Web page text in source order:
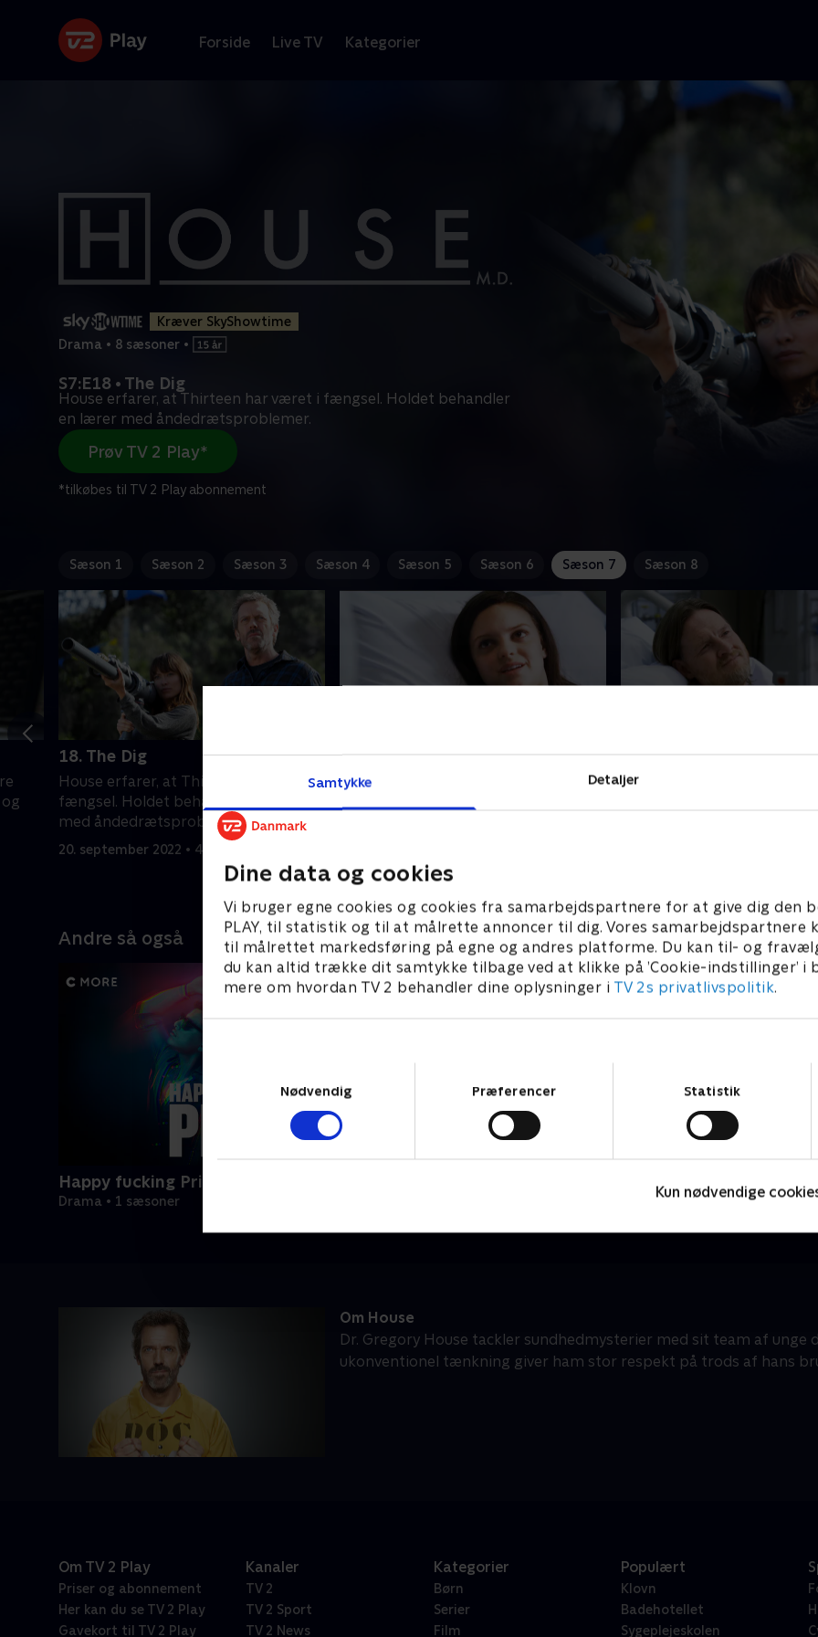
Samtykke Detaljer
Dine data og cookies
Vi bruger egne cookies og cookies fra samarbejdspartnere for at give dig den
PLAY, til statistik og til at målrette annoncer til dig. Vores samarbejdspartnere
til målrettet markedsføring på egne og andres platforme. Du kan til- og
du kan altid trække dit samtykke tilbage ved at klikke på ’Cookie-indstillinger’ i
mere om hvordan TV 2 behandler dine oplysninger i TV 2s privatlivspolitik.
Nødvendig
Præferencer Statistik
Kun nødvendige
Forside Live TV Kategorier
Kræver SkyShowtime
Drama • 8 sæsoner •
S7:E18 • The Dig
House erfarer, at Thirteen har været i fængsel. Holdet behandler
en lærer med åndedrætsproblemer.
Prøv TV 2 Play*
*tilkøbes til TV 2 Play abonnement
Sæson 1 Sæson 2 Sæson 3 Sæson 4 Sæson 5 Sæson 6 Sæson 7 Sæson 8
18. The Dig
House erfarer, at Thirteen har været i
fængsel. Holdet behandler en lærer
med åndedrætsproblemer.
20. september 2022 • 42 min
19. Last Temptation
Masters skal træffe en svær
En lotterivinder oplever
Andre så også
Happy fucking Pride
Drama • 1 sæsoner
Om House
Dr. Gregory House tackler sundhedmysterier med sit team af
ukonventionel tænkning giver ham stor respekt på trods af hans
Om TV 2 Play
Priser og abonnement
Her kan du se TV 2 Play
Gavekort til TV 2 Play
Kanaler
TV 2
TV 2 Sport
TV 2 News
Kategorier
Børn
Serier
Film
Populært
Klovn
Badehotellet
Sygeplejeskolen